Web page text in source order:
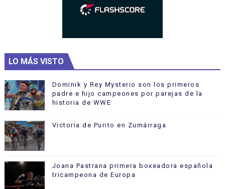
LO MÁS VISTO
Dominik y Rey Mysterio son los primeros
padre e hijo campeones por parejas de la
historia de WWE
Victoria de Purito en Zumárraga
Joana Pastrana primera boxeadora española
tricampeona de Europa